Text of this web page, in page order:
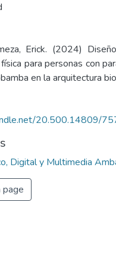
Erick. (2024)
para personas con
en la arquitectura
20.500.14809/
Digital y Multimedia
page